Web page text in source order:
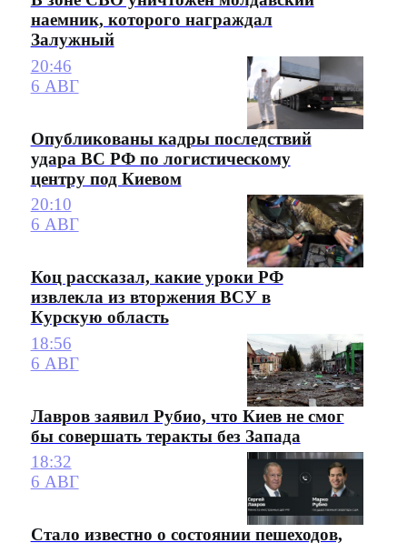
наемник, которого награждал
Залужный
20:46
6 АВГ
Опубликованы кадры последствий
удара ВС РФ по логистическому
центру под Киевом
20:10
6 АВГ
Коц рассказал, какие уроки РФ
извлекла из вторжения ВСУ в
Курскую область
18:56
6 АВГ
Лавров заявил Рубио, что Киев не смог
бы совершать теракты без Запада
18:32
6 АВГ
Стало известно о состоянии пешеходов,